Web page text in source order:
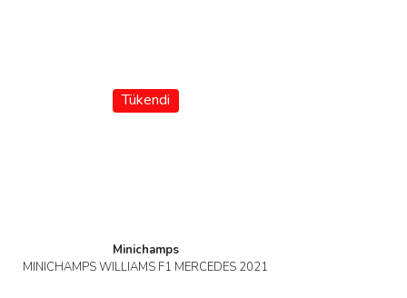
Tükendi
Minichamps
MINICHAMPS WILLIAMS F1 MERCEDES 2021